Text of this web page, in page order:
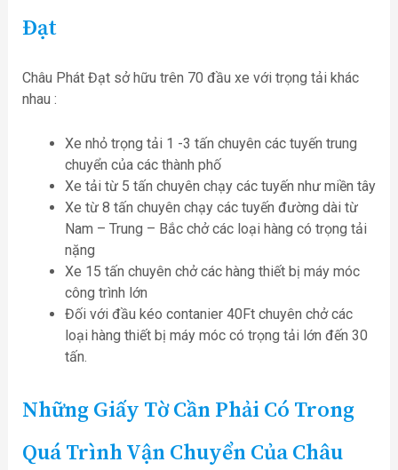
Đạt
Châu Phát Đạt sở hữu trên 70 đầu xe với trọng tải khác
nhau :
Xe nhỏ trọng tải 1 -3 tấn chuyên các tuyến trung
chuyển của các thành phố
Xe tải từ 5 tấn chuyên chạy các tuyến như miền tây
Xe từ 8 tấn chuyên chạy các tuyến đường dài từ
Nam – Trung – Bắc chở các loại hàng có trọng tải
nặng
Xe 15 tấn chuyên chở các hàng thiết bị máy móc
công trình lớn
Đối với đầu kéo contanier 40Ft chuyên chở các
loại hàng thiết bị máy móc có trọng tải lớn đến 30
tấn.
Những Giấy Tờ Cần Phải Có Trong
Quá Trình Vận Chuyển Của Châu